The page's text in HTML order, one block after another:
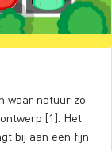
waar natuur zo
[1]. Het
bij aan een fijn